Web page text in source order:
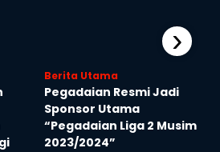
Berita Utama
Pegadaian Resmi Jadi
Sponsor Utama
“Pegadaian Liga 2 Musim
2023/2024”
›